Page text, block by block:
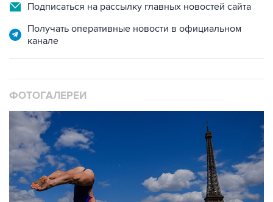
Подписаться на рассылку главных новостей сайта
Получать оперативные новости в официальном
канале
ФОТОГАЛЕРЕИ